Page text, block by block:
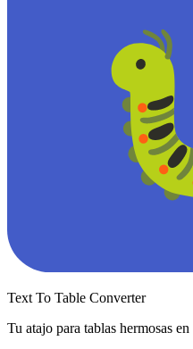
Text To Table Converter
Tu atajo para tablas hermosas